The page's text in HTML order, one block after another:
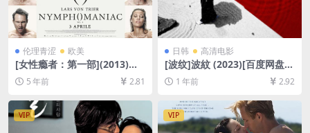
伦理青涩 欧美
[女性瘾者：第一部](2013)导
演剪辑版[百度网盘+迅雷云盘
资源未删减1080P高清][MP4/
7.6GB][中英字幕]
5 年前 2.81
日韩 高清电影
[波纹]波紋 (2023)[百度网盘
+夸克网盘1080P超清未删减
资源][网盘在线播放/下载][MP
4/3.5GB][中文字幕]
1 年前 2.92
VIP VIP